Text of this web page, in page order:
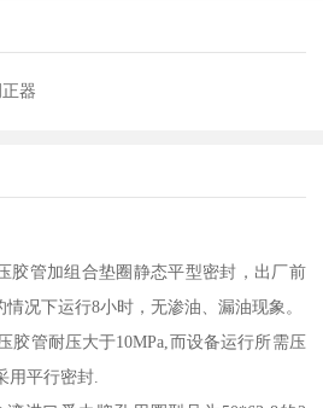
器
胶管加组合垫圈静态平型密封，出厂前
况下运行8小时，无渗油、漏油现象。
胶管耐压大于10MPa,而设备运行所需压
用平行密封.